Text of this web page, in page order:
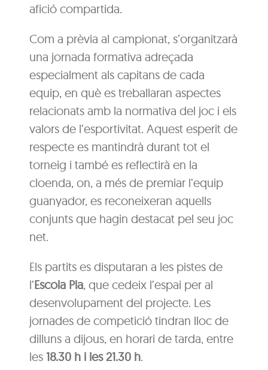
afició compartida.
Com a prèvia al campionat, s’organitzarà
una jornada formativa adreçada
especialment als capitans de cada
equip, en què es treballaran aspectes
relacionats amb la normativa del joc i els
valors de l’esportivitat. Aquest esperit de
respecte es mantindrà durant tot el
torneig i també es reflectirà en la
cloenda, on, a més de premiar l’equip
guanyador, es reconeixeran aquells
conjunts que hagin destacat pel seu joc
net.
Els partits es disputaran a les pistes de
l’Escola Pia, que cedeix l’espai per al
desenvolupament del projecte. Les
jornades de competició tindran lloc de
dilluns a dijous, en horari de tarda, entre
les 18.30 h i les 21.30 h.